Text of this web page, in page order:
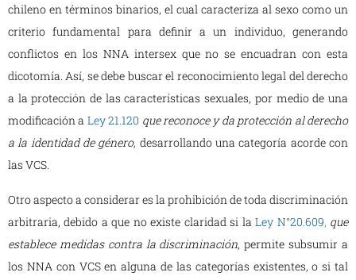
chileno en términos binarios, el cual caracteriza al sexo como un
criterio fundamental para definir a un individuo, generando
conflictos en los NNA intersex que no se encuadran con esta
dicotomía. Así, se debe buscar el reconocimiento legal del derecho
a la protección de las características sexuales, por medio de una
modificación a Ley 21.120 que reconoce y da protección al derecho
a la identidad de género, desarrollando una categoría acorde con
las VCS.
Otro aspecto a considerar es la prohibición de toda discriminación
arbitraria, debido a que no existe claridad si la Ley N°20.609, que
establece medidas contra la discriminación, permite subsumir a
los NNA con VCS en alguna de las categorías existentes, o si tal